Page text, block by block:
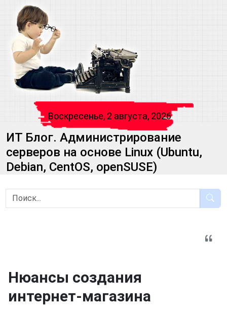
Воскресенье, 2 августа, 2026
ИТ Блог. Администрирование
серверов на основе Linux (Ubuntu,
Debian, CentOS, openSUSE)
Нюансы создания
интернет-магазина